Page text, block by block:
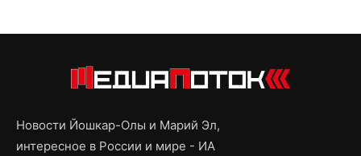
Новости Йошкар-Олы и Марий Эл,
интересное в России и мире - ИА